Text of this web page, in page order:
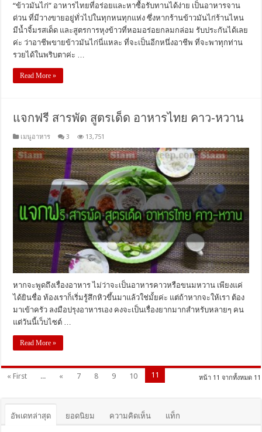
“ข้าวมันไก่” อาหารไทยที่อร่อยและหาซื้อรับทานได้ง่าย เป็นอาหารจาน
ด่วน ที่มีวางขายอยู่ทั่วไปในทุกหนทุกแห่ง ซึ่งหากร้านข้าวมันไก่ร้านไหน
มีน้ำจิ้มรสเด็ด และสูตรการหุงข้าวที่หอมอร่อยกลมกล่อม รับประกันได้เลย
ค่ะ ว่าอาชีพขายข้าวมันไก่นี่แหละ ที่จะเป็นอีกหนึ่งอาชีพ ที่จะพาทุกท่าน
รวยได้ในพริบตาค่ะ …
Read More »
แจกฟรี สารพัด สูตรเด็ด อาหารไทย คาว-หวาน
เมนูอาหาร 3 13,751
หากจะพูดถึงเรื่องอาหาร ไม่ว่าจะเป็นอาหารคาวหรือขนมหวาน เพียงแค่
ได้ยินชื่อ ท้องเราก็เริ่มรู้สึกหิวขึ้นมาแล้วใช่มั้ยค่ะ แต่ถ้าหากจะให้เรา ต้อง
มาเข้าครัว ลงมือปรุงอาหารเอง คงจะเป็นเรื่องยากมากสำหรับหลายๆ คน
แต่วันนี้เว็บไซต์ …
Read More »
หน้า 11 จากทั้งหมด 11
« First ... « 7 8 9 10 11
อัพเดทล่าสุด ยอดนิยม ความคิดเห็น แท็ก